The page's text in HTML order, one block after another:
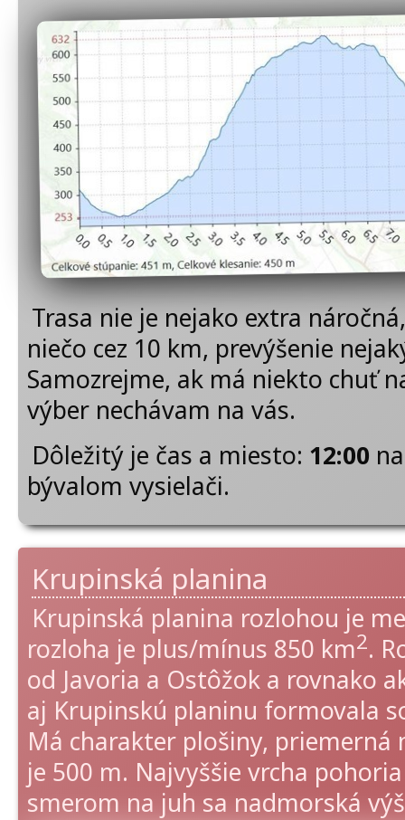
Trasa nie je nejako extra
niečo cez 10 km, prevýšenie
Samozrejme, ak má niekto chuť
výber nechávam na vás.
Dôležitý je čas a miesto: 12:00
bývalom vysielači.
Krupinská planina
Krupinská planina rozlohou je
rozloha je plus/mínus 850 km2.
od Javoria a Ostôžok a rovnako
aj Krupinskú planinu formovala
Má charakter plošiny, priemerná
je 500 m. Najvyššie vrcha
smerom na juh sa nadmorská